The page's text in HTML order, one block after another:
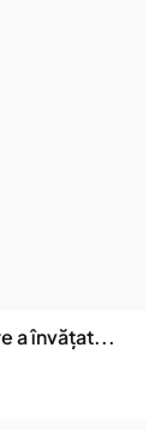
a învățat...